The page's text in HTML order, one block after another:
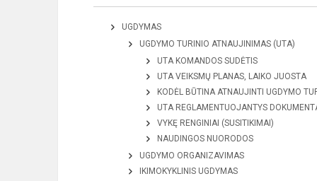
UGDYMAS
UGDYMO TURINIO ATNAUJINIMAS (UTA)
UTA KOMANDOS SUDĖTIS
UTA VEIKSMŲ PLANAS, LAIKO JUOSTA
KODĖL BŪTINA ATNAUJINTI UGDYMO
UTA REGLAMENTUOJANTYS
VYKĘ RENGINIAI (SUSITIKIMAI)
NAUDINGOS NUORODOS
UGDYMO ORGANIZAVIMAS
IKIMOKYKLINIS UGDYMAS